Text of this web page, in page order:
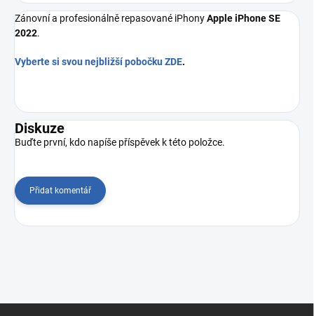
Zánovní a profesionálně repasované iPhonyApple iPhone SE
2022.
Vyberte si svou nejbližší pobočku ZDE.
Diskuze
Buďte první, kdo napíše příspěvek k této položce.
Přidat komentář